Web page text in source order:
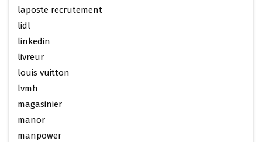
laposte recrutement
lidl
linkedin
livreur
louis vuitton
lvmh
magasinier
manor
manpower